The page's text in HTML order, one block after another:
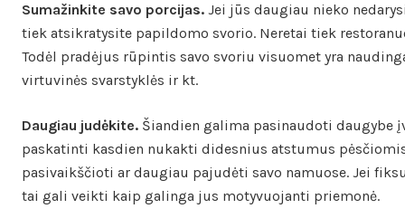
Sumažinkite savo porcijas. Jei jūs daugiau nieko
tiek atsikratysite papildomo svorio. Neretai tiek
Todėl pradėjus rūpintis savo svoriu visuomet yra
virtuvinės svarstyklės ir kt.
Daugiau judėkite. Šiandien galima pasinaudoti
paskatinti kasdien nukakti didesnius atstumus
pasivaikščioti ar daugiau pajudėti savo namuose. Jei
tai gali veikti kaip galinga jus motyvuojanti priemonė.